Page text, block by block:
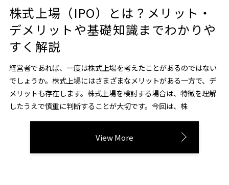
株式上場（IPO）とは？メリット・
デメリットや基礎知識までわかりや
すく解説
経営者であれば、一度は株式上場を考えたことがあるのではない
でしょうか。株式上場にはさまざまなメリットがある一方で、デ
メリットも存在します。株式上場を検討する場合は、特徴を理解
したうえで慎重に判断することが大切です。今回は、株
View More